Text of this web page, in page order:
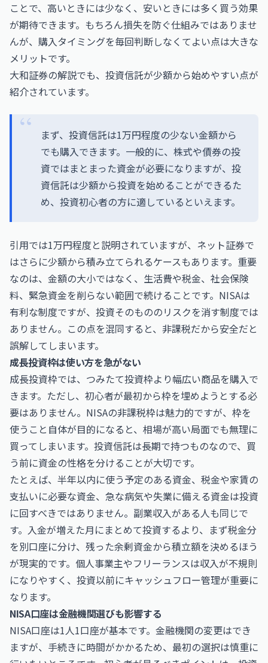
ことで、高いときには少なく、安いときには多く買う効果
が期待できます。もちろん損失を防ぐ仕組みではありませ
んが、購入タイミングを毎回判断しなくてよい点は大きな
メリットです。
大和証券の解説でも、投資信託が少額から始めやすい点が
紹介されています。
まず、投資信託は1万円程度の少ない金額から
でも購入できます。一般的に、株式や債券の投
資ではまとまった資金が必要になりますが、投
資信託は少額から投資を始めることができるた
め、投資初心者の方に適しているといえます。
引用では1万円程度と説明されていますが、ネット証券で
はさらに少額から積み立てられるケースもあります。重要
なのは、金額の大小ではなく、生活費や税金、社会保険
料、緊急資金を削らない範囲で続けることです。NISAは
有利な制度ですが、投資そのもののリスクを消す制度では
ありません。この点を混同すると、非課税だから安全だと
誤解してしまいます。
成長投資枠は使い方を急がない
成長投資枠では、つみたて投資枠より幅広い商品を購入で
きます。ただし、初心者が最初から枠を埋めようとする必
要はありません。NISAの非課税枠は魅力的ですが、枠を
使うこと自体が目的になると、相場が高い局面でも無理に
買ってしまいます。投資信託は長期で持つものなので、買
う前に資金の性格を分けることが大切です。
たとえば、半年以内に使う予定のある資金、税金や家賃の
支払いに必要な資金、急な病気や失業に備える資金は投資
に回すべきではありません。副業収入がある人も同じで
す。入金が増えた月にまとめて投資するより、まず税金分
を別口座に分け、残った余剰資金から積立額を決めるほう
が現実的です。個人事業主やフリーランスは収入が不規則
になりやすく、投資以前にキャッシュフロー管理が重要に
なります。
NISA口座は金融機関選びも影響する
NISA口座は1人1口座が基本です。金融機関の変更はでき
ますが、手続きに時間がかかるため、最初の選択は慎重に